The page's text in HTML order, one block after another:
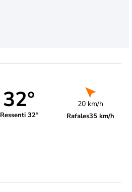
32°
Ressenti 32°
20 km/h
Rafales35 km/h